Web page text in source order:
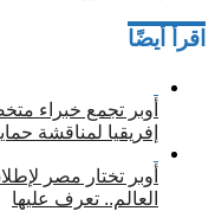
اقرأ أيضًا
أوبر تجمع خبراء
إفريقيا لمناقشة
أوبر تختار مصر
العالم.. تعرف عليها